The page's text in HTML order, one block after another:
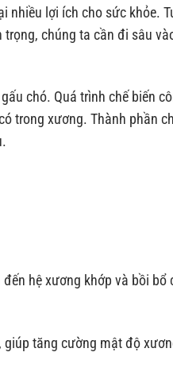
nhiều lợi ích cho sức khỏe.
chúng ta cần đi sâu
chó. Quá trình chế biến
trong xương. Thành phần
hệ xương khớp và bồi bổ
giúp tăng cường mật độ